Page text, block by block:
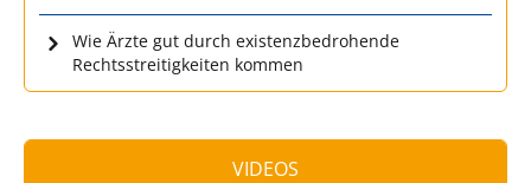
Wie Ärzte gut durch existenzbedrohende
Rechtsstreitigkeiten kommen
VIDEOS